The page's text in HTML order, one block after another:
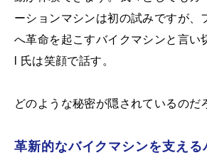
ーションマシンは初の試みですが、
へ革命を起こすバイクマシンと言い
l 氏は笑顔で話す。
どのような秘密が隠されているのだ
革新的なバイクマシンを支える